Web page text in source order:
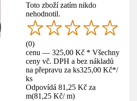
Toto zboží zatím nikdo
nehodnotil.
(0)
cenu — 325,00 Kč * Všechny
ceny vč. DPH a bez nákladů
na přepravu za ks325,00 Kč*/
ks
Odpovídá 81,25 Kč za
m(81,25 Kč/ m)